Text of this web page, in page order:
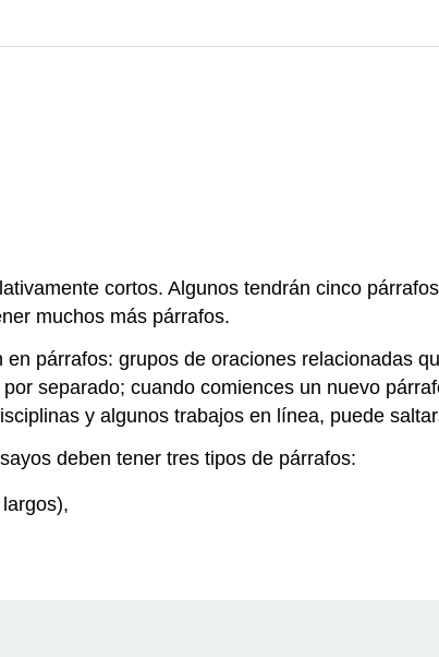
cortos. Algunos tendrán cinco
muchos más párrafos.
párrafos: grupos de oraciones relacionadas
separado; cuando comiences un nuevo
y algunos trabajos en línea, puede
deben tener tres tipos de párrafos: